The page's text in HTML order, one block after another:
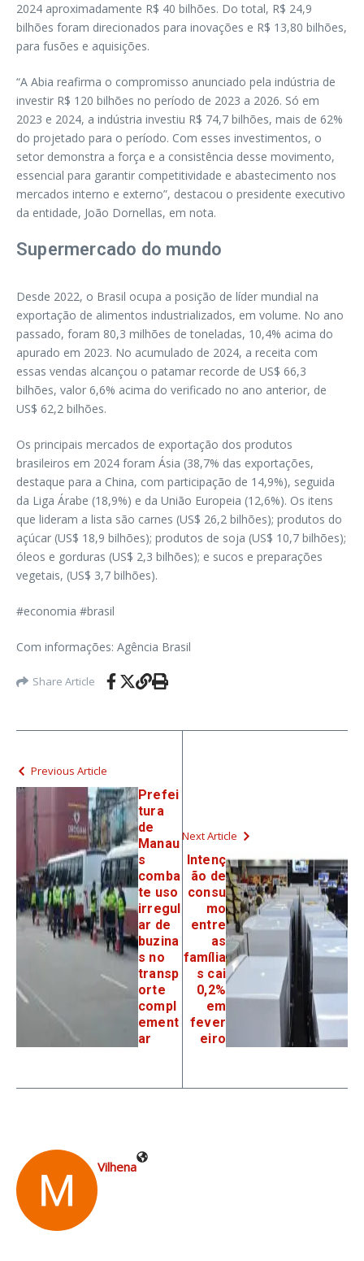
2024 aproximadamente R$ 40 bilhões. Do total, R$ 24,9
bilhões foram direcionados para inovações e R$ 13,80 bilhões,
para fusões e aquisições.
“A Abia reafirma o compromisso anunciado pela indústria de
investir R$ 120 bilhões no período de 2023 a 2026. Só em
2023 e 2024, a indústria investiu R$ 74,7 bilhões, mais de 62%
do projetado para o período. Com esses investimentos, o
setor demonstra a força e a consistência desse movimento,
essencial para garantir competitividade e abastecimento nos
mercados interno e externo”, destacou o presidente executivo
da entidade, João Dornellas, em nota.
Supermercado do mundo
Desde 2022, o Brasil ocupa a posição de líder mundial na
exportação de alimentos industrializados, em volume. No ano
passado, foram 80,3 milhões de toneladas, 10,4% acima do
apurado em 2023. No acumulado de 2024, a receita com
essas vendas alcançou o patamar recorde de US$ 66,3
bilhões, valor 6,6% acima do verificado no ano anterior, de
US$ 62,2 bilhões.
Os principais mercados de exportação dos produtos
brasileiros em 2024 foram Ásia (38,7% das exportações,
destaque para a China, com participação de 14,9%), seguida
da Liga Árabe (18,9%) e da União Europeia (12,6%). Os itens
que lideram a lista são carnes (US$ 26,2 bilhões); produtos do
açúcar (US$ 18,9 bilhões); produtos de soja (US$ 10,7 bilhões);
óleos e gorduras (US$ 2,3 bilhões); e sucos e preparações
vegetais, (US$ 3,7 bilhões).
#economia #brasil
Com informações: Agência Brasil
Share Article
Previous Article
Prefei
tura
de
Manau
s
comba
te uso
irregul
ar de
buzina
s no
transp
orte
compl
ement
ar
Next Article
Intenç
ão de
consu
mo
entre
as
família
s cai
0,2%
em
fever
eiro
Vilhena